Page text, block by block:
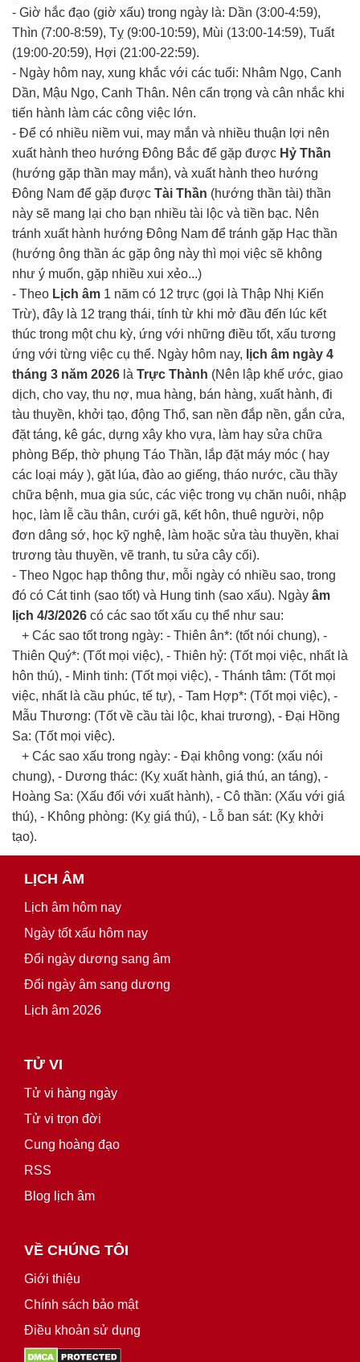
- Giờ hắc đạo (giờ xấu) trong ngày là: Dần (3:00-4:59),
Thìn (7:00-8:59), Tỵ (9:00-10:59), Mùi (13:00-14:59), Tuất
(19:00-20:59), Hợi (21:00-22:59).
- Ngày hôm nay, xung khắc với các tuổi: Nhâm Ngọ, Canh
Dần, Mậu Ngọ, Canh Thân. Nên cẩn trọng và cân nhắc khi
tiến hành làm các công việc lớn.
- Để có nhiều niềm vui, may mắn và nhiều thuận lợi nên
xuất hành theo hướng Đông Bắc để gặp được Hỷ Thần
(hướng gặp thần may mắn), và xuất hành theo hướng
Đông Nam để gặp được Tài Thần (hướng thần tài) thần
này sẽ mang lại cho bạn nhiều tài lộc và tiền bạc. Nên
tránh xuất hành hướng Đông Nam để tránh gặp Hạc thần
(hướng ông thần ác gặp ông này thì mọi việc sẽ không
như ý muốn, gặp nhiều xui xẻo...)
- Theo Lịch âm 1 năm có 12 trực (gọi là Thập Nhị Kiến
Trừ), đây là 12 trạng thái, tính từ khi mở đầu đến lúc kết
thúc trong một chu kỳ, ứng với những điều tốt, xấu tương
ứng với từng việc cụ thể. Ngày hôm nay, lịch âm ngày 4
tháng 3 năm 2026 là Trực Thành (Nên lập khế ước, giao
dịch, cho vay, thu nợ, mua hàng, bán hàng, xuất hành, đi
tàu thuyền, khởi tạo, động Thổ, san nền đắp nền, gắn cửa,
đặt táng, kê gác, dựng xây kho vựa, làm hay sửa chữa
phòng Bếp, thờ phụng Táo Thần, lắp đặt máy móc ( hay
các loại máy ), gặt lúa, đào ao giếng, tháo nước, cầu thầy
chữa bệnh, mua gia súc, các việc trong vụ chăn nuôi, nhập
học, làm lễ cầu thân, cưới gã, kết hôn, thuê người, nộp
đơn dâng sớ, học kỹ nghệ, làm hoặc sửa tàu thuyền, khai
trương tàu thuyền, vẽ tranh, tu sửa cây cối).
- Theo Ngọc hạp thông thư, mỗi ngày có nhiều sao, trong
đó có Cát tinh (sao tốt) và Hung tinh (sao xấu). Ngày âm
lịch 4/3/2026 có các sao tốt xấu cụ thể như sau:
+ Các sao tốt trong ngày: - Thiên ân*: (tốt nói chung), -
Thiên Quý*: (Tốt mọi việc), - Thiên hỷ: (Tốt mọi việc, nhất là
hôn thú), - Minh tinh: (Tốt mọi việc), - Thánh tâm: (Tốt mọi
việc, nhất là cầu phúc, tế tự), - Tam Hợp*: (Tốt mọi việc), -
Mẫu Thương: (Tốt về cầu tài lộc, khai trương), - Đại Hồng
Sa: (Tốt mọi việc).
+ Các sao xấu trong ngày: - Đại không vong: (xấu nói
chung), - Dương thác: (Kỵ xuất hành, giá thú, an táng), -
Hoàng Sa: (Xấu đối với xuất hành), - Cô thần: (Xấu với giá
thú), - Không phòng: (Kỵ giá thú), - Lỗ ban sát: (Kỵ khởi
tạo).
LỊCH ÂM
Lịch âm hôm nay
Ngày tốt xấu hôm nay
Đổi ngày dương sang âm
Đổi ngày âm sang dương
Lịch âm 2026
TỬ VI
Tử vi hàng ngày
Tử vi trọn đời
Cung hoàng đạo
RSS
Blog lịch âm
VỀ CHÚNG TÔI
Giới thiệu
Chính sách bảo mật
Điều khoản sử dụng